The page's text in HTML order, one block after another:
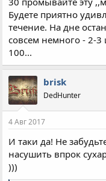
Будете приятно
течение. На дне
совсем немного - 2-3
100...
brisk
DedHunter
4 Авг 2017
И таки да! Не
насушить впрок
)))